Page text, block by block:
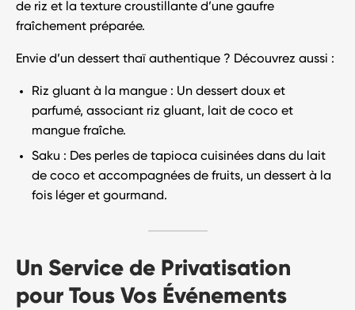
de riz et la texture croustillante d’une gaufre
fraîchement préparée.
Envie d’un dessert thaï authentique ? Découvrez aussi :
Riz gluant à la mangue : Un dessert doux et
parfumé, associant riz gluant, lait de coco et
mangue fraîche.
Saku : Des perles de tapioca cuisinées dans du lait
de coco et accompagnées de fruits, un dessert à la
fois léger et gourmand.
Un Service de Privatisation
pour Tous Vos Événements